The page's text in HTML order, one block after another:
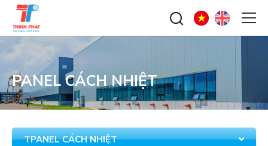
PANEL CÁCH NHIỆT
TPANEL CÁCH NHIỆT